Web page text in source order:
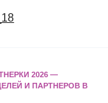
2026 —
И ПАРТНЕРОВ В